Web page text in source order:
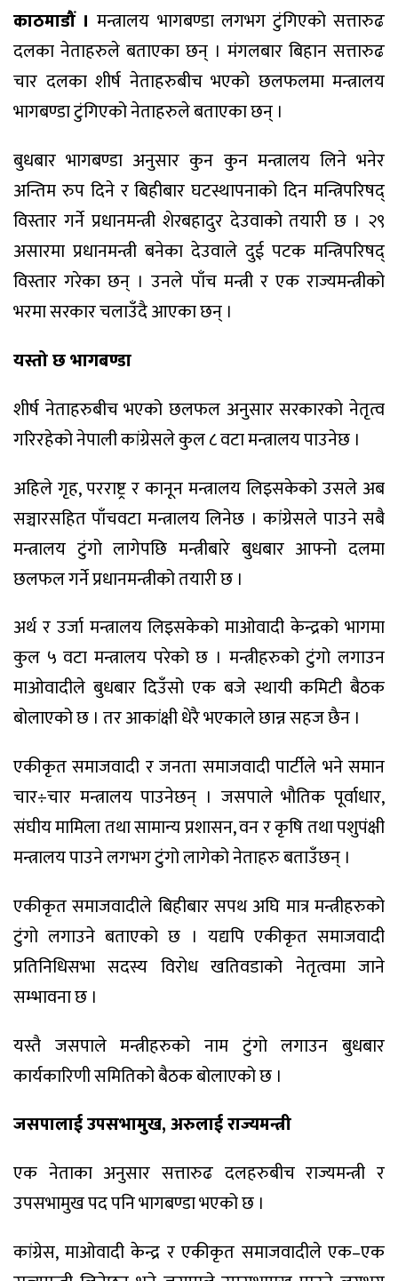
काठमाडौं । मन्त्रालय भागबण्डा लगभग टुंगिएको सत्तारुढ
दलका नेताहरुले बताएका छन् । मंगलबार बिहान सत्तारुढ
चार दलका शीर्ष नेताहरुबीच भएको छलफलमा मन्त्रालय
भागबण्डा टुंगिएको नेताहरुले बताएका छन् ।
बुधबार भागबण्डा अनुसार कुन कुन मन्त्रालय लिने भनेर
अन्तिम रुप दिने र बिहीबार घटस्थापनाको दिन मन्त्रिपरिषद्
विस्तार गर्ने प्रधानमन्त्री शेरबहादुर देउवाको तयारी छ । २९
असारमा प्रधानमन्त्री बनेका देउवाले दुई पटक मन्त्रिपरिषद्
विस्तार गरेका छन् । उनले पाँच मन्त्री र एक राज्यमन्त्रीको
भरमा सरकार चलाउँदै आएका छन् ।
यस्तो छ भागबण्डा
शीर्ष नेताहरुबीच भएको छलफल अनुसार सरकारको नेतृत्व
गरिरहेको नेपाली कांग्रेसले कुल ८ वटा मन्त्रालय पाउनेछ ।
अहिले गृह, परराष्ट्र र कानून मन्त्रालय लिइसकेको उसले अब
सञ्चारसहित पाँचवटा मन्त्रालय लिनेछ । कांग्रेसले पाउने सबै
मन्त्रालय टुंगो लागेपछि मन्त्रीबारे बुधबार आफ्नो दलमा
छलफल गर्ने प्रधानमन्त्रीको तयारी छ ।
अर्थ र उर्जा मन्त्रालय लिइसकेको माओवादी केन्द्रको भागमा
कुल ५ वटा मन्त्रालय परेको छ । मन्त्रीहरुको टुंगो लगाउन
माओवादीले बुधबार दिउँसो एक बजे स्थायी कमिटी बैठक
बोलाएको छ । तर आकांक्षी धेरै भएकाले छान्न सहज छैन ।
एकीकृत समाजवादी र जनता समाजवादी पार्टीले भने समान
चार÷चार मन्त्रालय पाउनेछन् । जसपाले भौतिक पूर्वाधार,
संघीय मामिला तथा सामान्य प्रशासन, वन र कृषि तथा पशुपंक्षी
मन्त्रालय पाउने लगभग टुंगो लागेको नेताहरु बताउँछन् ।
एकीकृत समाजवादीले बिहीबार सपथ अघि मात्र मन्त्रीहरुको
टुंगो लगाउने बताएको छ । यद्यपि एकीकृत समाजवादी
प्रतिनिधिसभा सदस्य विरोध खतिवडाको नेतृत्वमा जाने
सम्भावना छ ।
यस्तै जसपाले मन्त्रीहरुको नाम टुंगो लगाउन बुधबार
कार्यकारिणी समितिको बैठक बोलाएको छ ।
जसपालाई उपसभामुख, अरुलाई राज्यमन्त्री
एक नेताका अनुसार सत्तारुढ दलहरुबीच राज्यमन्त्री र
उपसभामुख पद पनि भागबण्डा भएको छ ।
कांग्रेस, माओवादी केन्द्र र एकीकृत समाजवादीले एक–एक